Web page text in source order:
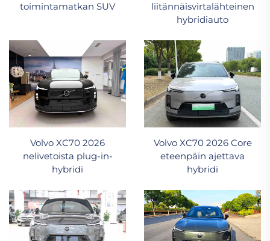
toimintamatkan SUV
liitännäisvirtalähteinen
hybridiauto
Volvo XC70 2026
nelivetoista plug-in-
hybridi
Volvo XC70 2026 Core
eteenpäin ajettava
hybridi